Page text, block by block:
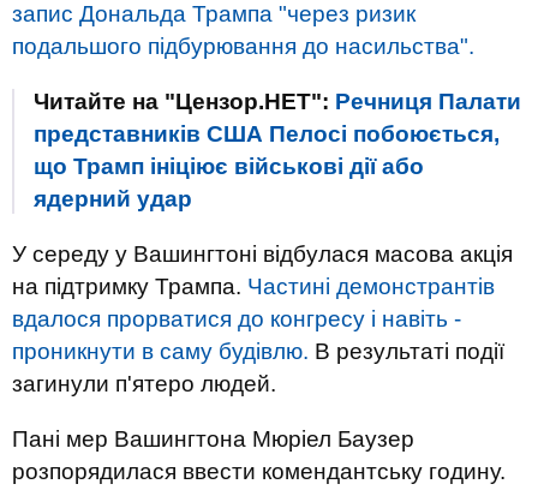
запис Дональда Трампа "через ризик
подальшого підбурювання до насильства".
Читайте на "Цензор.НЕТ": Речниця Палати
представників США Пелосі побоюється,
що Трамп ініціює військові дії або
ядерний удар
У середу у Вашингтоні відбулася масова акція
на підтримку Трампа. Частині демонстрантів
вдалося прорватися до конгресу і навіть -
проникнути в саму будівлю. В результаті події
загинули п'ятеро людей.
Пані мер Вашингтона Мюріел Баузер
розпорядилася ввести комендантську годину.